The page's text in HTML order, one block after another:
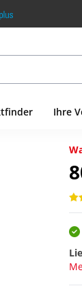
Ihre